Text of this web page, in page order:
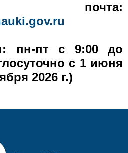
почта:
пн-пт с 9:00 до
с 1 июня
2026 г.)